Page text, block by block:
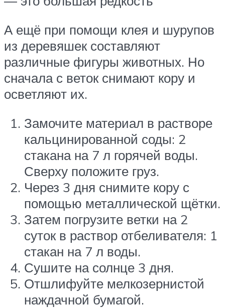
А ещё при помощи клея и шурупов
из деревяшек составляют
различные фигуры животных. Но
сначала с веток снимают кору и
осветляют их.
Замочите материал в растворе
кальцинированной соды: 2
стакана на 7 л горячей воды.
Сверху положите груз.
Через 3 дня снимите кору с
помощью металлической щётки.
Затем погрузите ветки на 2
суток в раствор отбеливателя: 1
стакан на 7 л воды.
Сушите на солнце 3 дня.
Отшлифуйте мелкозернистой
наждачной бумагой.